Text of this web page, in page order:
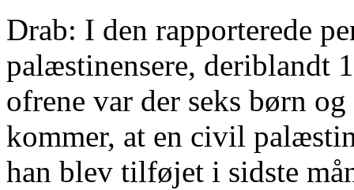
Drab: I den rapporterede
palæstinensere, deriblandt
ofrene var der seks børn
kommer, at en civil
han blev tilføjet i sidste